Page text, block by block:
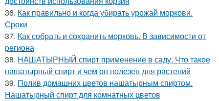
36. Как правильно и когда убирать урожай моркови.
Сроки
37. Как собрать и сохранить морковь. В зависимости от
региона
38. НАШАТЫРНЫЙ спирт применение в саду. Что такое
нашатырный спирт и чем он полезен для растений
39. Полив домашних цветов нашатырным спиртом.
Нашатырный спирт для комнатных цветов